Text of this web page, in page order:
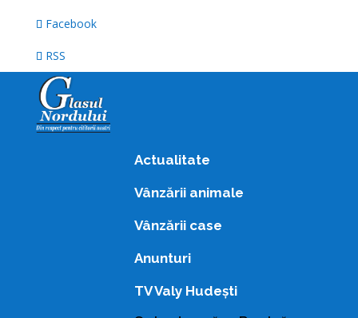
Facebook
RSS
Actualitate
Vânzării animale
Vânzării case
Anunturi
TV Valy Hudești